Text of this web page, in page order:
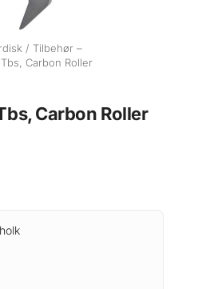
/ Tilbehør –
Carbon Roller
Carbon Roller